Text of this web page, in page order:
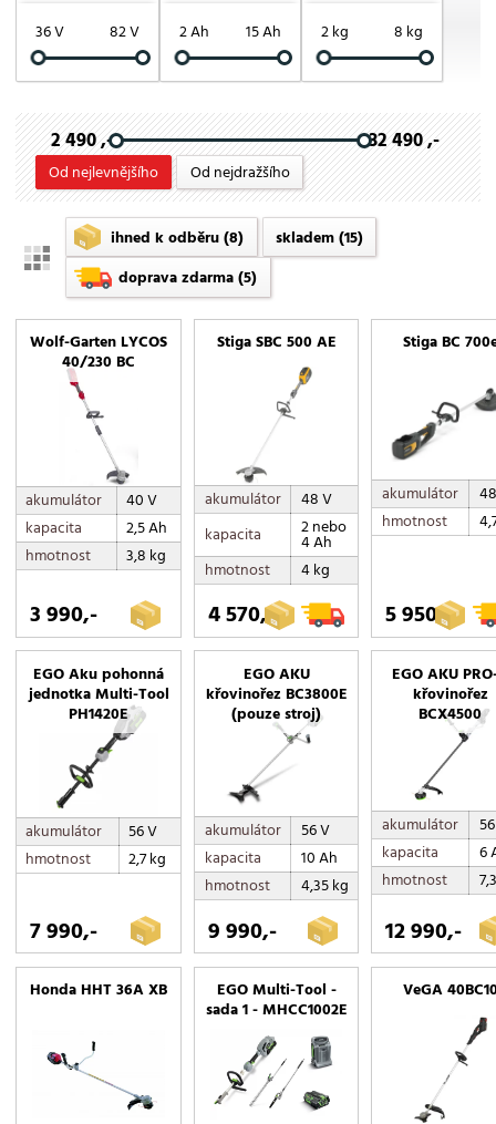
36 V
82 V
2 Ah
15 Ah
2 kg
8 kg
2 490 ,- 32 490 ,-
Od nejlevnějšího Od nejdražšího
ihned k odběru(8) skladem(15)
doprava zdarma(5)
Wolf-Garten LYCOS
40/230 BC
akumulátor
40 V
kapacita
2,5 Ah
hmotnost
3,8 kg
3 990,-
Stiga SBC 500 AE
akumulátor
48 V
kapacita
2 nebo
4 Ah
hmotnost
4 kg
4 570,-
Stiga BC
akumulátor
hmotnost
5 950,-
EGO Aku pohonná
jednotka Multi-Tool
PH1420E
akumulátor
56 V
hmotnost
2,7 kg
7 990,-
EGO AKU
křovinořez BC3800E
(pouze stroj)
akumulátor
56 V
kapacita
10 Ah
hmotnost
4,35 kg
9 990,-
EGO AKU
křovinořez
BCX4500
akumulátor
kapacita
6
hmotnost
12 990,-
Honda HHT 36A XB EGO Multi-Tool -
sada 1 - MHCC1002E
VeGA